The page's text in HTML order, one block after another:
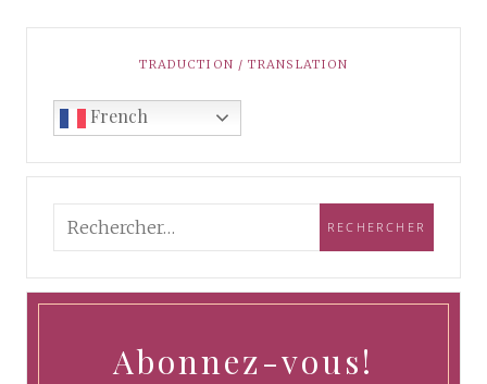
TRADUCTION / TRANSLATION
French
Abonnez-vous!